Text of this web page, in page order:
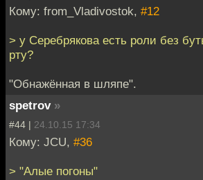
Кому: from_Vladivostok, #12
> у Серебрякова есть роли без
рту?
"Обнажённая в шляпе".
spetrov »
#44 | 24.10.15 17:34
Кому: JCU, #36
> "Алые погоны"